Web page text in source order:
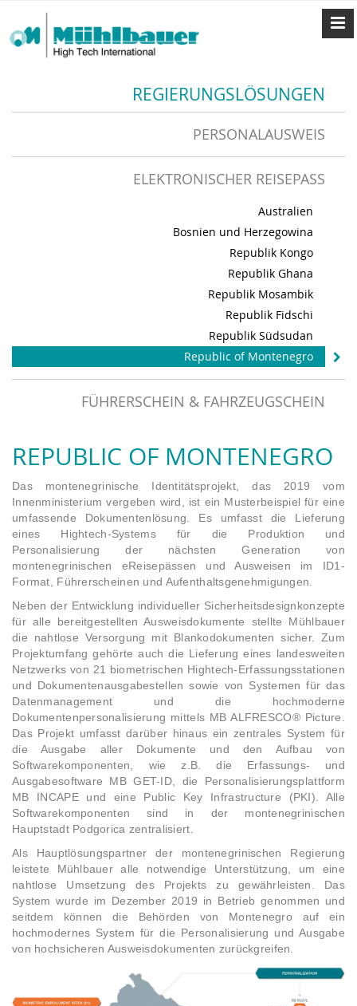
REGIERUNGSLÖSUNGEN
PERSONALAUSWEIS
ELEKTRONISCHER REISEPASS
Australien
Bosnien und Herzegowina
Republik Kongo
Republik Ghana
Republik Mosambik
Republik Fidschi
Republik Südsudan
Republic of Montenegro
FÜHRERSCHEIN & FAHRZEUGSCHEIN
REPUBLIC OF MONTENEGRO
Das montenegrinische Identitätsprojekt, das 2019 vom
Innenministerium vergeben wird, ist ein Musterbeispiel für eine
umfassende Dokumentenlösung. Es umfasst die Lieferung
eines Hightech-Systems für die Produktion und
Personalisierung der nächsten Generation von
montenegrinischen eReisepässen und Ausweisen im ID1-
Format, Führerscheinen und Aufenthaltsgenehmigungen.
Neben der Entwicklung individueller Sicherheitsdesignkonzepte
für alle bereitgestellten Ausweisdokumente stellte Mühlbauer
die nahtlose Versorgung mit Blankodokumenten sicher. Zum
Projektumfang gehörte auch die Lieferung eines landesweiten
Netzwerks von 21 biometrischen Hightech-Erfassungsstationen
und Dokumentenausgabestellen sowie von Systemen für das
Datenmanagement und die hochmoderne
Dokumentenpersonalisierung mittels MB ALFRESCO® Picture.
Das Projekt umfasst darüber hinaus ein zentrales System für
die Ausgabe aller Dokumente und den Aufbau von
Softwarekomponenten, wie z.B. die Erfassungs- und
Ausgabesoftware MB GET-ID, die Personalisierungsplattform
MB INCAPE und eine Public Key Infrastructure (PKI). Alle
Softwarekomponenten sind in der montenegrinischen
Hauptstadt Podgorica zentralisiert.
Als Hauptlösungspartner der montenegrinischen Regierung
leistete Mühlbauer alle notwendige Unterstützung, um eine
nahtlose Umsetzung des Projekts zu gewährleisten. Das
System wurde im Dezember 2019 in Betrieb genommen und
seitdem können die Behörden von Montenegro auf ein
hochmodernes System für die Personalisierung und Ausgabe
von hochsicheren Ausweisdokumenten zurückgreifen.